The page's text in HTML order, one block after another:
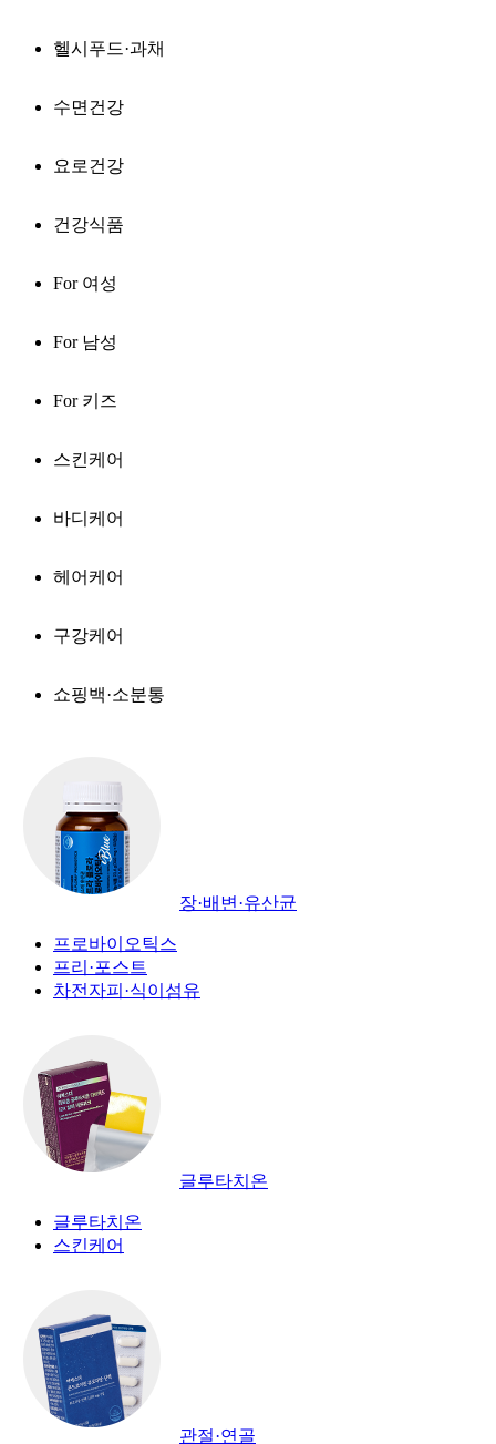
헬시푸드·과채
수면건강
요로건강
건강식품
For 여성
For 남성
For 키즈
스킨케어
바디케어
헤어케어
구강케어
쇼핑백·소분통
장·배변·유산균
프로바이오틱스
프리·포스트
차전자피·식이섬유
글루타치온
글루타치온
스킨케어
관절·연골